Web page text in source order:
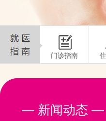
门诊指南
— 新闻动态 —